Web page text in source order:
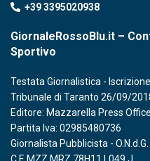
+39 3395020938
GiornaleRossoBlu.it –
Sportivo
Testata Giornalistica -
Tribunale di Taranto 26/09/
Editore: Mazzarella Press Office
Partita Iva: 02985480736
Giornalista Pubblicista -
C.F. MZZ MRZ 78H11 L049 J